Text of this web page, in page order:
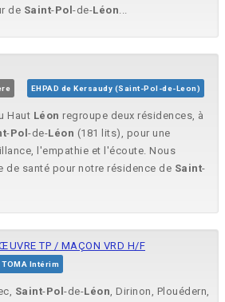
de Saint-Pol -de-Léon...
EHPAD de Kersaudy (Saint-Pol-de-Leon)
Haut Léon regroupe deux résidences, à
-Pol -de-Léon (181 lits), pour une
l'empathie et l'écoute. Nous
de santé pour notre résidence de Saint-
TP / MAÇON VRD H/F
TOMA Intérim
Saint-Pol -de-Léon, Dirinon, Plouédern,